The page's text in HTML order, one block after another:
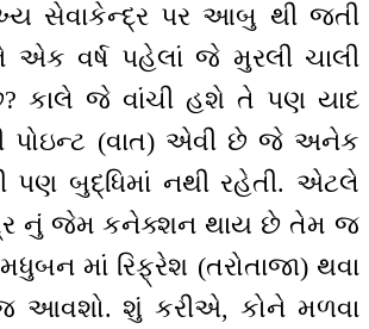
સેવાકેન્દ્ર પર આબુ થી જતી
વર્ષ પહેલાં જે મુરલી ચાલી
કાલે જે વાંચી હશે તે પણ યાદ
પોઇન્ટ (વાત) એવી છે જે અનેક
પણ બુદ્ધિમાં નથી રહેતી. એટલે
નું જેમ કનેક્શન થાય છે તેમ જ
માં રિફ્રેશ (તરોતાજા) થવા
આવશો. શું કરીએ, કોને મળવા